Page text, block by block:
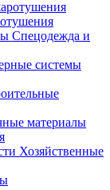
Спецодежда и
системы
материалы
Хозяйственные